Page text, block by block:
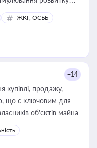
ЖКГ, ОСББ
+14
купівлі, продажу,
що є ключовим для
об’єктів майна